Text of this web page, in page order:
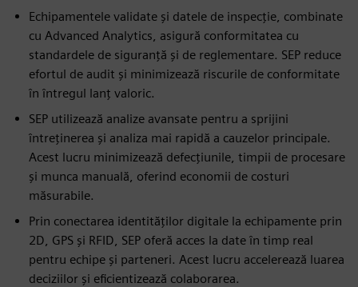
Echipamentele validate și datele de inspecție, combinate
cu Advanced Analytics, asigură conformitatea cu
standardele de siguranță și de reglementare. SEP reduce
efortul de audit și minimizează riscurile de conformitate
în întregul lanț valoric.
SEP utilizează analize avansate pentru a sprijini
întreținerea și analiza mai rapidă a cauzelor principale.
Acest lucru minimizează defecțiunile, timpii de procesare
și munca manuală, oferind economii de costuri
măsurabile.
Prin conectarea identităților digitale la echipamente prin
2D, GPS și RFID, SEP oferă acces la date în timp real
pentru echipe și parteneri. Acest lucru accelerează luarea
deciziilor și eficientizează colaborarea.